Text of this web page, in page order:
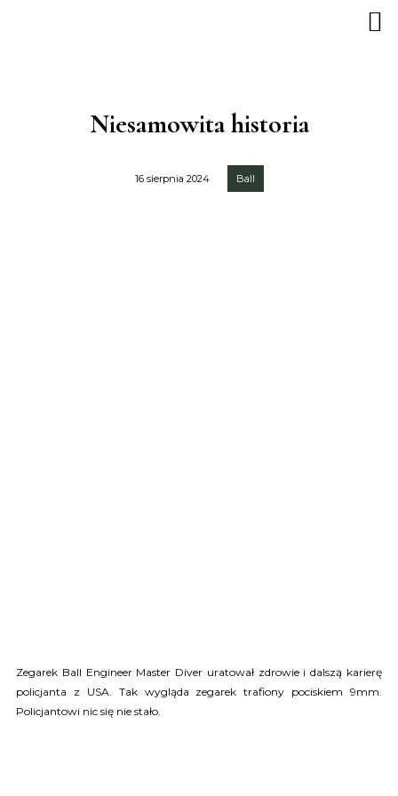
Niesamowita historia
16 sierpnia 2024 Ball
Zegarek Ball Engineer Master Diver uratował zdrowie i dalszą karierę
policjanta z USA. Tak wygląda zegarek trafiony pociskiem 9mm.
Policjantowi nic się nie stało.